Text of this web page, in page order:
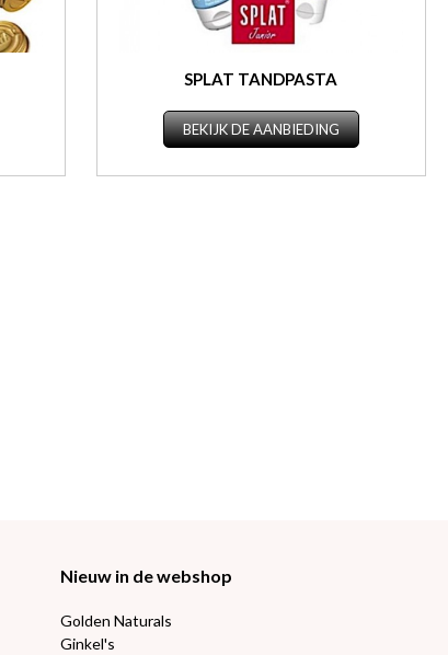
SPLAT TANDPASTA
BEKIJK DE AANBIEDING
Nieuw in de webshop
Golden Naturals
Ginkel's